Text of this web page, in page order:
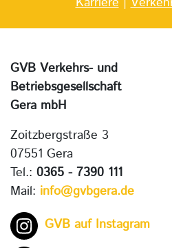
GVB Verkehrs- und
Betriebsgesellschaft
Gera mbH
Zoitzbergstraße 3
07551 Gera
Tel.: 0365 - 7390 111
Mail: info@gvbgera.de
GVB auf Instagram